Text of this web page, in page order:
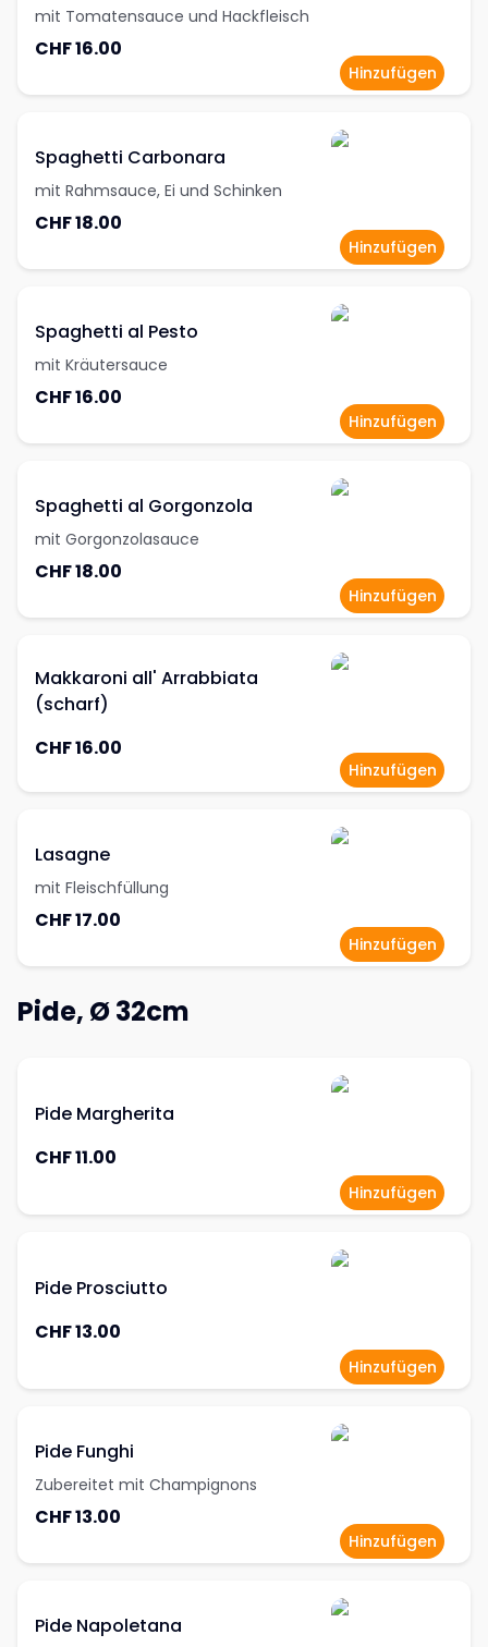
mit Tomatensauce und Hackfleisch
CHF 16.00
Hinzufügen
Spaghetti Carbonara
mit Rahmsauce, Ei und Schinken
CHF 18.00
Hinzufügen
Spaghetti al Pesto
mit Kräutersauce
CHF 16.00
Hinzufügen
Spaghetti al Gorgonzola
mit Gorgonzolasauce
CHF 18.00
Hinzufügen
Makkaroni all' Arrabbiata
(scharf)
CHF 16.00
Hinzufügen
Lasagne
mit Fleischfüllung
CHF 17.00
Hinzufügen
Pide, Ø 32cm
Pide Margherita
CHF 11.00
Hinzufügen
Pide Prosciutto
CHF 13.00
Hinzufügen
Pide Funghi
Zubereitet mit Champignons
CHF 13.00
Hinzufügen
Pide Napoletana